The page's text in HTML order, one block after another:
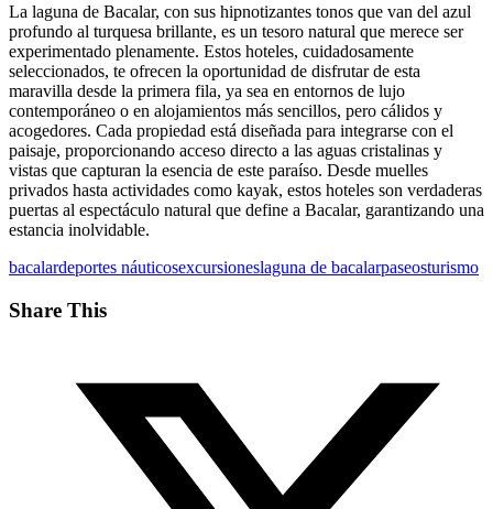
La laguna de Bacalar, con sus hipnotizantes tonos que van del azul
profundo al turquesa brillante, es un tesoro natural que merece ser
experimentado plenamente. Estos hoteles, cuidadosamente
seleccionados, te ofrecen la oportunidad de disfrutar de esta
maravilla desde la primera fila, ya sea en entornos de lujo
contemporáneo o en alojamientos más sencillos, pero cálidos y
acogedores. Cada propiedad está diseñada para integrarse con el
paisaje, proporcionando acceso directo a las aguas cristalinas y
vistas que capturan la esencia de este paraíso. Desde muelles
privados hasta actividades como kayak, estos hoteles son verdaderas
puertas al espectáculo natural que define a Bacalar, garantizando una
estancia inolvidable.
bacalardeportes náuticosexcursioneslaguna de bacalarpaseosturismo
Share This